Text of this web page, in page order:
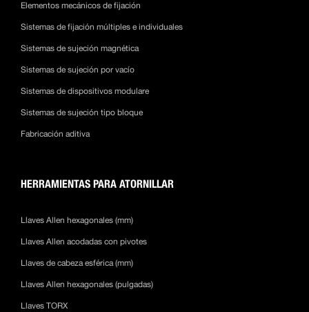
Elementos mecánicos de fijación
Sistemas de fijación múltiples e individuales
Sistemas de sujeción magnética
Sistemas de sujeción por vacío
Sistemas de dispositivos modulare
Sistemas de sujeción tipo bloque
Fabricación aditiva
HERRAMIENTAS PARA ATORNILLAR
Llaves Allen hexagonales (mm)
Llaves Allen acodadas con pivotes
Llaves de cabeza esférica (mm)
Llaves Allen hexagonales (pulgadas)
Llaves TORX